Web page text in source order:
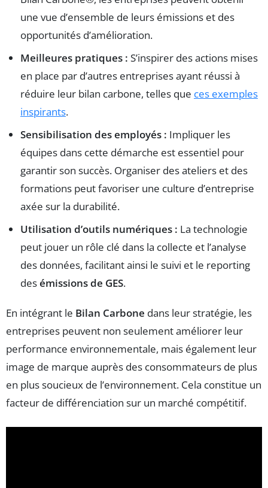
une vue d’ensemble de leurs émissions et des
opportunités d’amélioration.
Meilleures pratiques : S’inspirer des actions mises
en place par d’autres entreprises ayant réussi à
réduire leur bilan carbone, telles que ces exemples
inspirants.
Sensibilisation des employés : Impliquer les
équipes dans cette démarche est essentiel pour
garantir son succès. Organiser des ateliers et des
formations peut favoriser une culture d’entreprise
axée sur la durabilité.
Utilisation d’outils numériques : La technologie
peut jouer un rôle clé dans la collecte et l’analyse
des données, facilitant ainsi le suivi et le reporting
desémissions de GES.
En intégrant le Bilan Carbone dans leur stratégie, les
entreprises peuvent non seulement améliorer leur
performance environnementale, mais également leur
image de marque auprès des consommateurs de plus
en plus soucieux de l’environnement. Cela constitue un
facteur de différenciation sur un marché compétitif.